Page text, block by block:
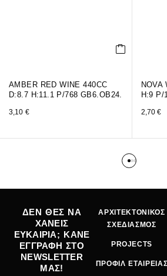
AMBER RED WINE 440CC
D:8.7 H:11.1 P/768 GB6.OB24.
3,10 €
NOVA
H:9 P/
2,70€
ΔΕΝ ΘΕΣ ΝΑ
ΧΑΝΕΙΣ
ΕΥΚΑΙΡΙΑ; ΚΑΝΕ
ΕΓΓΡΑΦΗ ΣΤΟ
NEWSLETTER
ΜΑΣ!
ΑΡΧΙΤΕΚΤΟΝΙΚΟΣ
ΣΧΕΔΙΑΣΜΟΣ
PROJECTS
ΠΡΟΦΙΛ ΕΤΑΙΡΕΙΑΣ